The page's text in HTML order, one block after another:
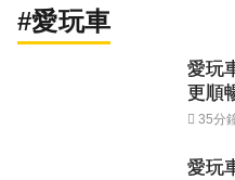
#愛玩車
愛玩
更順
35分
愛玩